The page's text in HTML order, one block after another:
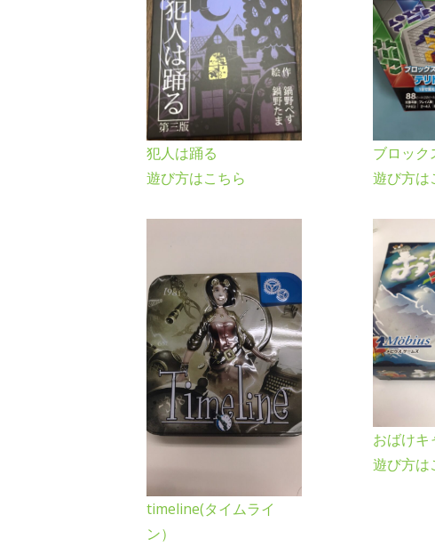
犯人は踊る
遊び方はこちら
ブロック
遊び方は
timeline(タイムライ
ン）
おばけキ
遊び方は